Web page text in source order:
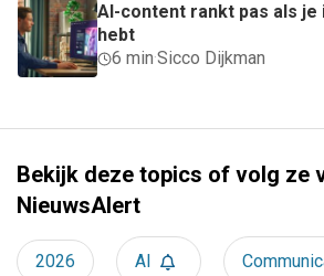
AI-content rankt pas als
hebt
6 min·Sicco Dijkman
Bekijk deze topics of volg ze
NieuwsAlert
2026 AI